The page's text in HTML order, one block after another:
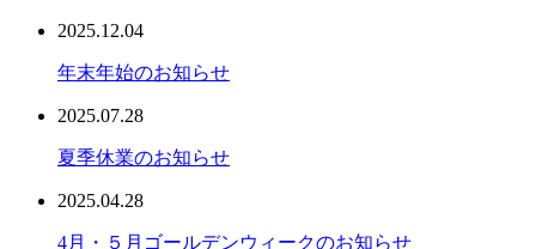
2025.12.04
年末年始のお知らせ
2025.07.28
夏季休業のお知らせ
2025.04.28
4月・５月ゴールデンウィークのお知らせ